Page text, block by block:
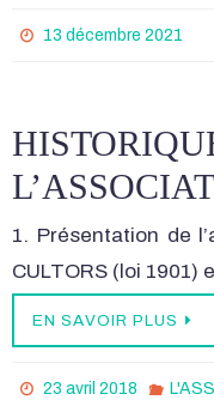
13 décembre 2021
1. Présentation de
CULTORS (loi 1901)
EN SAVOIR PLUS
23 avril 2018